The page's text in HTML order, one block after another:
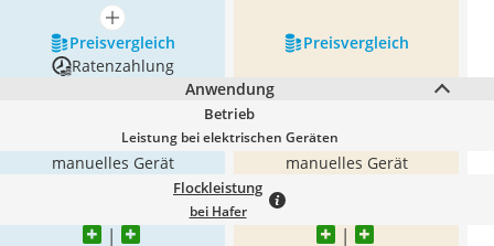
mehr anzeigen
Preis­vergleich
Preis­vergleich
Ratenzahlung
Anwendung
Betrieb
Leistung bei elektrischen Geräten
manuelles Gerät manuelles Gerät
Flockleistung
bei Hafer